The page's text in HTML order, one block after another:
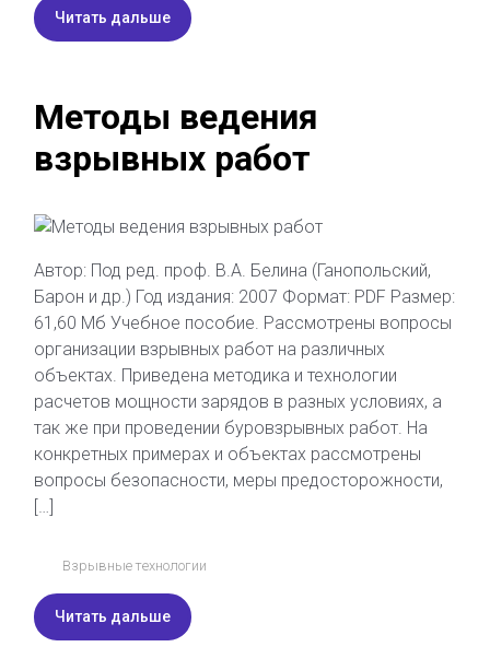
Читать дальше
Методы ведения
взрывных работ
Автор: Под ред. проф. В.А. Белина (Ганопольский,
Барон и др.) Год издания: 2007 Формат: PDF Размер:
61,60 Мб Учебное пособие. Рассмотрены вопросы
организации взрывных работ на различных
объектах. Приведена методика и технологии
расчетов мощности зарядов в разных условиях, а
так же при проведении буровзрывных работ. На
конкретных примерах и объектах рассмотрены
вопросы безопасности, меры предосторожности,
[…]
Взрывные технологии
Читать дальше